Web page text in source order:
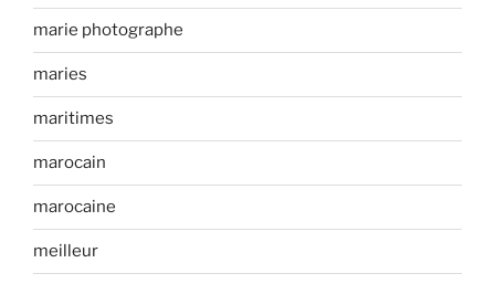
marie photographe
maries
maritimes
marocain
marocaine
meilleur